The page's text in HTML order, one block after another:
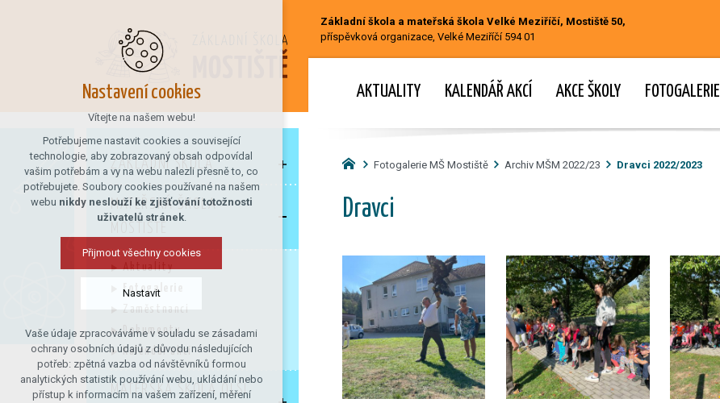
Základní škola a mateřská škola Velké Meziříčí, Mostiště 50,
příspěvková organizace, Velké Meziříčí 594 01
AKTUALITY KALENDÁŘ AKCÍ AKCE ŠKOLY FOTOGALERIE
ZÁKLADNÍ ŠKOLA
MATEŘSKÁ ŠKOLA
Aktuality
Fotogalerie
Zaměstnanci
Dokumenty
Kalendář akcí
MATEŘSKÁ ŠKOLA OLŠÍ
Fotogalerie MŠ Mostiště Archiv MŠM 2022/23 Dravci 2022/2023
Dravci
Nastavení cookies
Vítejte na našem webu!
Potřebujeme nastavit cookies a související
technologie, aby zobrazovaný obsah odpovídal
vašim potřebám a vy na webu nalezli přesně to, co
potřebujete. Soubory cookies používané na našem
webu nikdy neslouží ke zjišťování totožnosti
uživatelů stránek.
Přijmout všechny cookies
Nastavit
Technická cookies
nutná pro provozování webu
udržení kontextu stránek (session):
případná přihlášení, volby jazyka, apod.
Vaše údaje zpracováváme v souladu se zásadami
ochrany osobních údajů z důvodu následujících
potřeb: zpětná vazba od návštěvníků formou
analytických statistik používání webu, ukládání nebo
přístup k informacím na vašem zařízení, měření